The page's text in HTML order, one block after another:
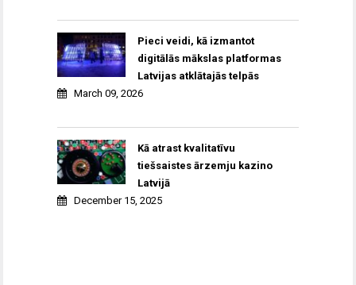
Pieci veidi, kā izmantot
digitālās mākslas platformas
Latvijas atklātajās telpās
March 09, 2026
Kā atrast kvalitatīvu
tiešsaistes ārzemju kazino
Latvijā
December 15, 2025